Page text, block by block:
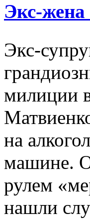
Экс-
Экс-
милиции
на
машине.
рулем
нашли